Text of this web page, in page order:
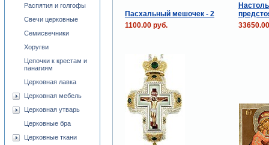
Пасхальный мешочек - 2
1100.00 руб.
Распятия и голгофы
Свечи церковные
Семисвечники
Хоругви
Цепочки к крестам и
панагиям
Церковная лавка
Церковная мебель
Церковная утварь
Церковные бра
Церковные ткани